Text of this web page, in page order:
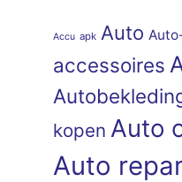
Accu apk Auto
accessoires
kopen Auto
Auto